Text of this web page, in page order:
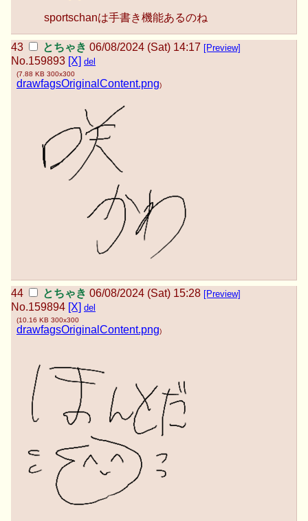
sportschanは手書き機能あるのね
とちゃき 06/08/2024 (Sat) 14:17 [Preview]
No.159893 [X] del
(7.88 KB 300x300
drawfagsOriginalContent.png)
とちゃき 06/08/2024 (Sat) 15:28 [Preview]
No.159894 [X] del
(10.16 KB 300x300
drawfagsOriginalContent.png)